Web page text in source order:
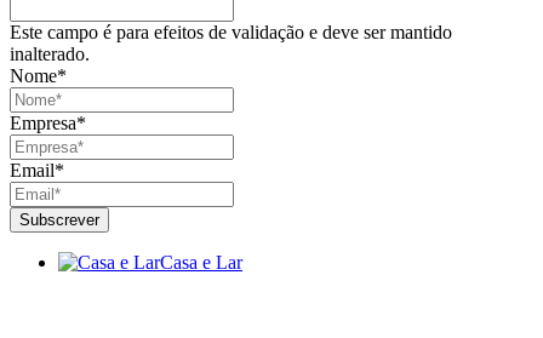
Este campo é para efeitos de validação e deve ser mantido
inalterado.
Nome*
Empresa*
Email*
Casa e Lar